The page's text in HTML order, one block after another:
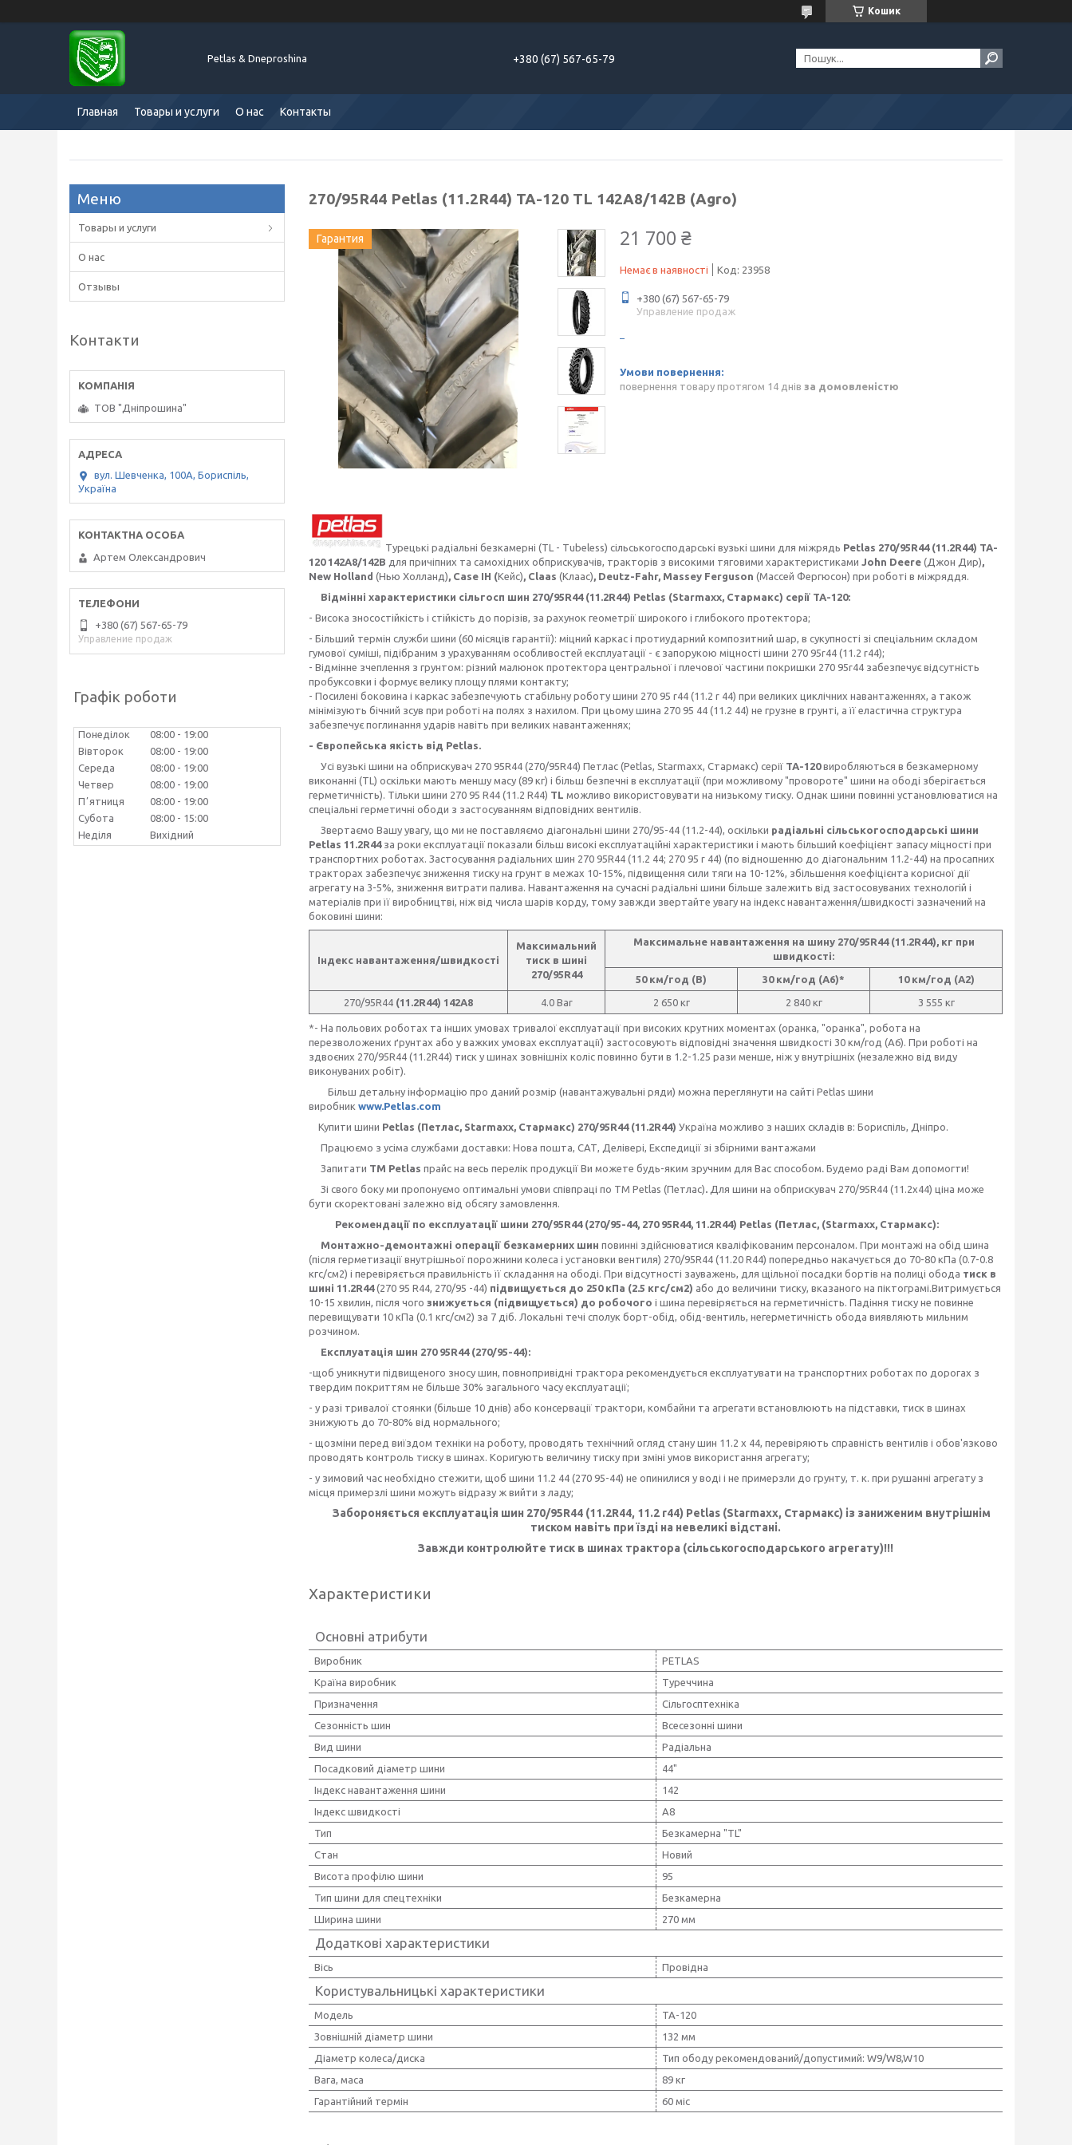
Кошик
Petlas & Dneproshina +380 (67) 567-65-79
Главная Товары и услуги О нас Контакты
270/95R44 Petlas (11.2R44) TA-120 TL 142A8/142B (Agro)
Гарантия 21 700 ₴
Немає в наявності Код: 23958
+380 (67) 567-65-79
Управление продаж
повернення товару протягом 14 днів за домовленістю
Турецькі радіальні безкамерні (TL - Tubeless) сільськогосподарські вузькі шини для міжрядь Petlas 270/95R44 (11.2R44) TA-
120 142А8/142B для причіпних та самохідних обприскувачів, тракторів з високими тяговими характеристиками John Deere (Джон Дир),
New Holland (Нью Холланд), Case IH (Кейс), Claas (Клаас), Deutz-Fahr, Massey Ferguson (Массей Фергюсон) при роботі в міжряддя.
Відмінні характеристики сільгосп шин 270/95R44 (11.2R44) Petlas (Starmaxx, Стармакс) серії ТА-120:
- Висока зносостійкість і стійкість до порізів, за рахунок геометрії широкого і глибокого протектора;
- Більший термін служби шини (60 місяців гарантії): міцний каркас і протиударний композитний шар, в сукупності зі спеціальним складом
гумової суміші, підібраним з урахуванням особливостей експлуатації - є запорукою міцності шини 270 95r44 (11.2 r44);
- Відмінне зчеплення з грунтом: різний малюнок протектора центральної і плечової частини покришки 270 95r44 забезпечує відсутність
пробуксовки і формує велику площу плями контакту;
- Посилені боковина і каркас забезпечують стабільну роботу шини 270 95 r44 (11.2 r 44) при великих циклічних навантаженнях, а також
мінімізують бічний зсув при роботі на полях з нахилом. При цьому шина 270 95 44 (11.2 44) не грузне в грунті, а її еластична структура
забезпечує поглинання ударів навіть при великих навантаженнях;
- Європейська якість від Petlas.
Усі вузькі шини на обприскувач 270 95R44 (270/95R44) Петлас (Petlas, Starmaxx, Стармакс) серії ТА-120виробляються в безкамерному
виконанні (TL) оскільки мають меншу масу (89 кг) і більш безпечні в експлуатації (при можливому "провороте" шини на ободі зберігається
герметичність). Тільки шини 270 95 R44 (11.2 R44) TL можливо використовувати на низькому тиску. Однак шини повинні установлюватися на
спеціальні герметичні ободи з застосуванням відповідних вентилів.
Звертаємо Вашу увагу, що ми не поставляємо діагональні шини 270/95-44 (11.2-44), оскільки радіальні сільськогосподарські шини
Petlas 11.2R44 за роки експлуатації показали більш високі експлуатаційні характеристики і мають більший коефіцієнт запасу міцності при
транспортних роботах. Застосування радіальних шин 270 95R44 (11.2 44; 270 95 r 44) (по відношенню до діагональним 11.2-44) на просапних
тракторах забезпечує зниження тиску на грунт в межах 10-15%, підвищення сили тяги на 10-12%, збільшення коефіцієнта корисної дії
агрегату на 3-5%, зниження витрати палива. Навантаження на сучасні радіальні шини більше залежить від застосовуваних технологій і
матеріалів при її виробництві, ніж від числа шарів корду, тому завжди звертайте увагу на індекс навантаження/швидкості зазначений на
боковині шини:
Індекс навантаження/швидкості
Максимальний
тиск в шині
270/95R44
Максимальне навантаження на шину 270/95R44 (11.2R44), кг при
швидкості:
50 км/год (В) 30 км/год (А6)* 10 км/год (А2)
270/95R44 (11.2R44) 142А8 4.0 Bar 2 650 кг 2 840 кг 3 555 кг
*- На польових роботах та інших умовах тривалої експлуатації при високих крутних моментах (оранка, "оранка", робота на
перезволожених ґрунтах або у важких умовах експлуатації) застосовують відповідні значення швидкості 30 км/год (А6). При роботі на
здвоєних 270/95R44 (11.2R44) тиск у шинах зовнішніх коліс повинно бути в 1.2-1.25 рази менше, ніж у внутрішніх (незалежно від виду
виконуваних робіт).
Більш детальну інформацію про даний розмір (навантажувальні ряди) можна переглянути на сайті Petlas шини
виробник www.Petlas.com
Купити шини Petlas (Петлас, Starmaxx, Стармакс) 270/95R44 (11.2R44) Україна можливо з наших складів в: Бориспіль, Дніпро.
Працюємо з усіма службами доставки: Нова пошта, САТ, Делівері, Експедиції зі збірними вантажами
Запитати ТМ Petlas прайс на весь перелік продукції Ви можете будь-яким зручним для Вас способом. Будемо раді Вам допомогти!
Зі свого боку ми пропонуємо оптимальні умови співпраці по TM Petlas (Петлас). Для шини на обприскувач 270/95R44 (11.2х44) ціна може
бути скоректовані залежно від обсягу замовлення.
Рекомендації по експлуатації шини 270/95R44 (270/95-44, 270 95R44, 11.2R44) Petlas (Петлас, (Starmaxx, Стармакс):
Монтажно-демонтажні операції безкамерних шин повинні здійснюватися кваліфікованим персоналом. При монтажі на обід шина
(після герметизації внутрішньої порожнини колеса і установки вентиля) 270/95R44 (11.20 R44) попередньо накачується до 70-80 кПа (0.7-0.8
кгс/см2) і перевіряється правильність її складання на ободі. При відсутності зауважень, для щільної посадки бортів на полиці обода тиск в
шині 11.2R44(270 95 R44, 270/95 -44) підвищується до 250 кПа (2.5 кгс/см2) або до величини тиску, вказаного на піктограмі.Витримується
10-15 хвилин, після чого знижується (підвищується) до робочого і шина перевіряється на герметичність. Падіння тиску не повинне
перевищувати 10 кПа (0.1 кгс/см2) за 7 діб. Локальні течі сполук борт-обід, обід-вентиль, негерметичність обода виявляють мильним
розчином.
Експлуатація шин 270 95R44 (270/95-44):
-щоб уникнути підвищеного зносу шин, повнопривідні трактора рекомендується експлуатувати на транспортних роботах по дорогах з
твердим покриттям не більше 30% загального часу експлуатації;
- у разі тривалої стоянки (більше 10 днів) або консервації трактори, комбайни та агрегати встановлюють на підставки, тиск в шинах
знижують до 70-80% від нормального;
- щозміни перед виїздом техніки на роботу, проводять технічний огляд стану шин 11.2 х 44, перевіряють справність вентилів і обов'язково
проводять контроль тиску в шинах. Коригують величину тиску при зміні умов використання агрегату;
- у зимовий час необхідно стежити, щоб шини 11.2 44 (270 95-44) не опинилися у воді і не примерзли до грунту, т. к. при рушанні агрегату з
місця примерзлі шини можуть відразу ж вийти з ладу;
Забороняється експлуатація шин 270/95R44 (11.2R44, 11.2 r44) Petlas (Starmaxx, Стармакс) із заниженим внутрішнім
тиском навіть при їзді на невеликі відстані.
Завжди контролюйте тиск в шинах трактора (сільськогосподарського агрегату)!!!
Характеристики
Основні атрибути
Виробник
PETLAS
Країна виробник
Туреччина
Призначення
Сільгосптехніка
Сезонність шин
Всесезонні шини
Вид шини
Радіальна
Посадковий діаметр шини
44"
Індекс навантаження шини
142
Індекс швидкості
A8
Тип
Безкамерна "TL"
Стан
Новий
Висота профілю шини
95
Тип шини для спецтехніки
Безкамерна
Ширина шини
270 мм
Додаткові характеристики
Вісь Провідна
Користувальницькі характеристики
Мoдель
ТА-120
Зовнішній діаметр шини
132 мм
Діаметр колеса/диска
Тип ободу рекомендований/допустимий: W9/W8,W10
Вага, маса
89 кг
Гарантійний термін
60 міс
Товары и услуги
О нас
Отзывы
Контакти
ТОВ "Дніпрошина"
вул. Шевченка, 100А, Бориспіль,
Україна
Артем Олександрович
+380 (67) 567-65-79
Управление продаж
Графік роботи
Понеділок 08:00
19:00
Вівторок
08:00
19:00
Середа
08:00
19:00
Четвер
08:00
19:00
Пʼятниця
08:00
19:00
Субота
08:00
15:00
Неділя
Вихідний